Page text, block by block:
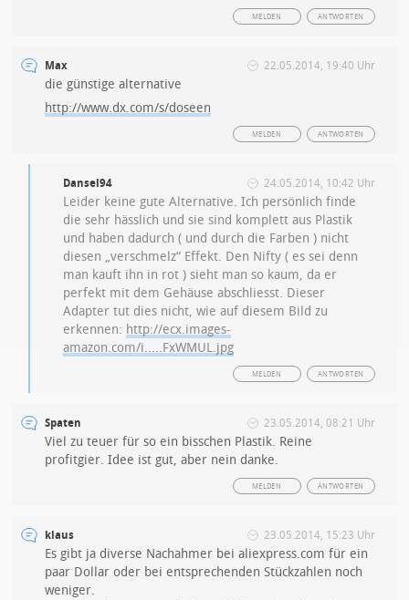
ANTWORTEN
MELDEN
Max 22.05.2014, 19:40 Uhr
die günstige alternative
http://www.dx.com/s/doseen
ANTWORTEN
MELDEN
Dansel94 24.05.2014, 10:42 Uhr
Leider keine gute Alternative. Ich persönlich finde
die sehr hässlich und sie sind komplett aus Plastik
und haben dadurch ( und durch die Farben ) nicht
diesen „verschmelz“ Effekt. Den Nifty ( es sei denn
man kauft ihn in rot ) sieht man so kaum, da er
perfekt mit dem Gehäuse abschliesst. Dieser
Adapter tut dies nicht, wie auf diesem Bild zu
erkennen: http://ecx.images-
amazon.com/i.....FxWMUL.jpg
ANTWORTEN
MELDEN
Spaten 23.05.2014, 08:21 Uhr
Viel zu teuer für so ein bisschen Plastik. Reine
profitgier. Idee ist gut, aber nein danke.
ANTWORTEN
MELDEN
klaus 23.05.2014, 15:23 Uhr
Es gibt ja diverse Nachahmer bei aliexpress.com für ein
paar Dollar oder bei entsprechenden Stückzahlen noch
weniger.